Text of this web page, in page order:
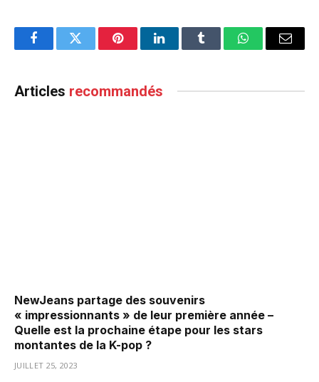
FacebookTwitter PinterestLinkedInTumblr WhatsAppEmail
Articles recommandés
NewJeans partage des souvenirs
« impressionnants » de leur première année –
Quelle est la prochaine étape pour les stars
montantes de la K-pop ?
JUILLET 25, 2023